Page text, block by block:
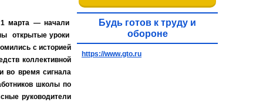
1 марта — начали
открытые уроки
с историей
коллективной
во время сигнала
школы по
руководители
Будь готов к труду и
обороне
https://www.gto.ru